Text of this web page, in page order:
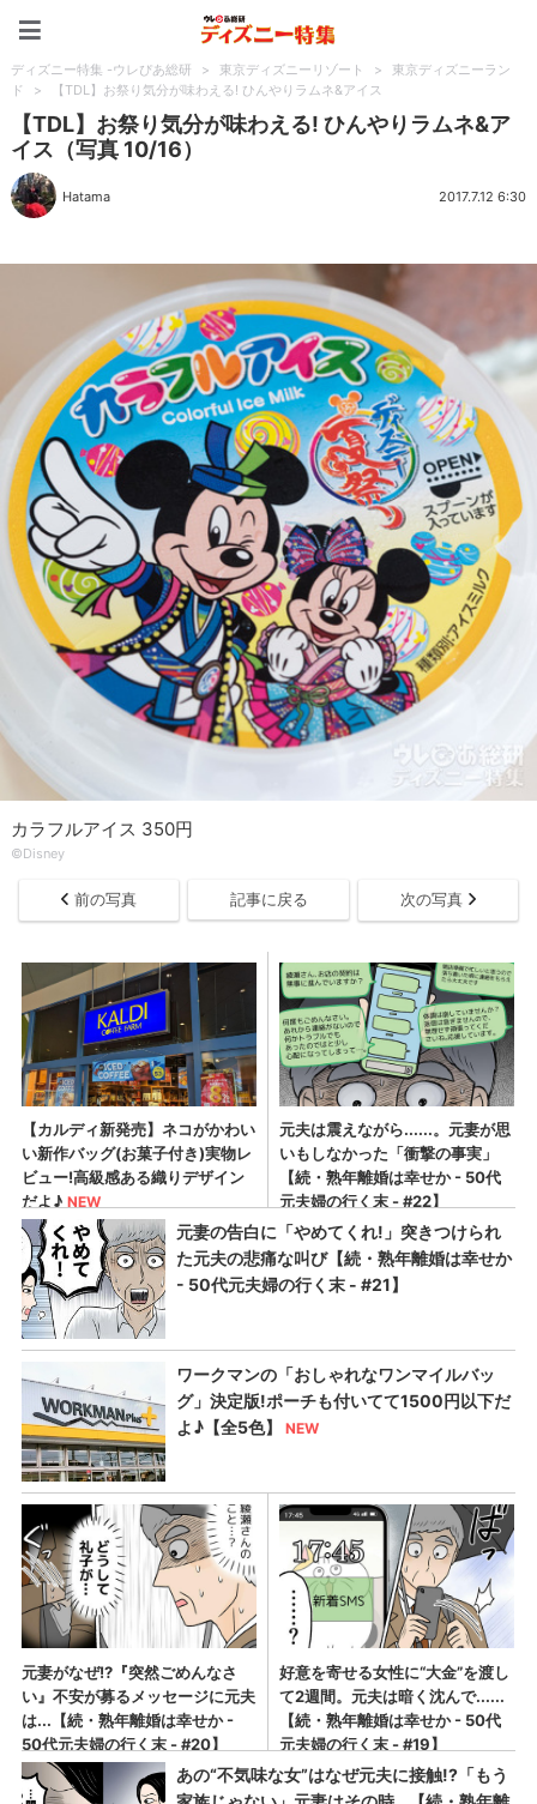
ディズニー特集 -ウレぴあ総研 > 東京ディズニーリゾート >
東京ディズニーラン
ド
> 【TDL】お祭り気分が味わえる! ひんやりラムネ&アイス
【TDL】お祭り気分が味わえる! ひんやりラムネ&ア
イス（写真 10/16）
Hatama 2017.7.12 6:30
カラフルアイス 350円
©︎Disney
前の写真 記事に戻る 次の写真